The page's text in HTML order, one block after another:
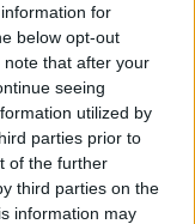
for
below opt-out
that after your
seeing
utilized by
parties prior to
of the further
third parties on the
information may
før brug).
og kan